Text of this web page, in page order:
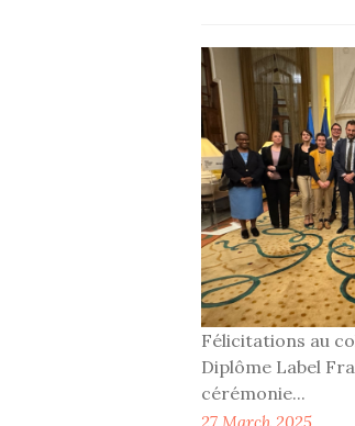
Félicitations au
Diplôme Label
cérémonie...